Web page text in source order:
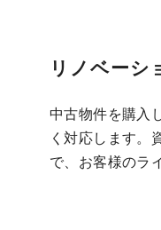
リノベーシ
中古物件を購入
く対応します。
で、お客様のラ